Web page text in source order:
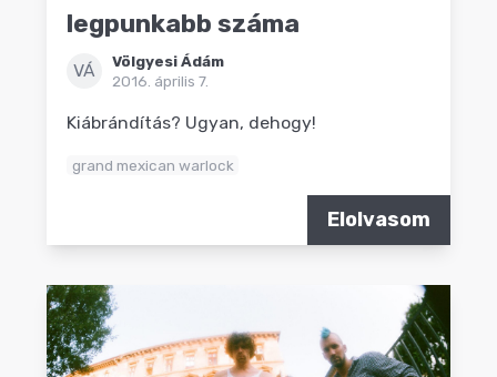
legpunkabb száma
VÁ
Völgyesi Ádám
2016. április 7.
Kiábrándítás? Ugyan, dehogy!
grand mexican warlock
Elolvasom